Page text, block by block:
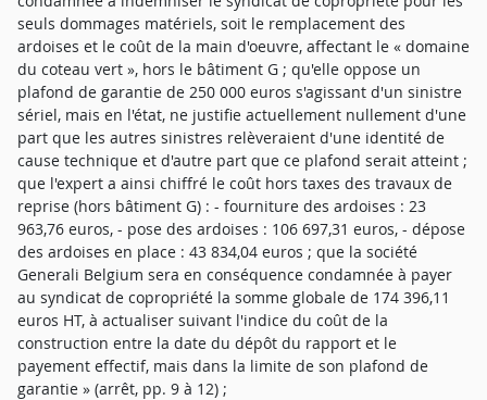
seuls dommages matériels, soit le remplacement des
ardoises et le coût de la main d'oeuvre, affectant le « domaine
du coteau vert », hors le bâtiment G ; qu'elle oppose un
plafond de garantie de 250 000 euros s'agissant d'un sinistre
sériel, mais en l'état, ne justifie actuellement nullement d'une
part que les autres sinistres relèveraient d'une identité de
cause technique et d'autre part que ce plafond serait atteint ;
que l'expert a ainsi chiffré le coût hors taxes des travaux de
reprise (hors bâtiment G) : - fourniture des ardoises : 23
963,76 euros, - pose des ardoises : 106 697,31 euros, - dépose
des ardoises en place : 43 834,04 euros ; que la société
Generali Belgium sera en conséquence condamnée à payer
au syndicat de copropriété la somme globale de 174 396,11
euros HT, à actualiser suivant l'indice du coût de la
construction entre la date du dépôt du rapport et le
payement effectif, mais dans la limite de son plafond de
garantie » (arrêt, pp. 9 à 12) ;